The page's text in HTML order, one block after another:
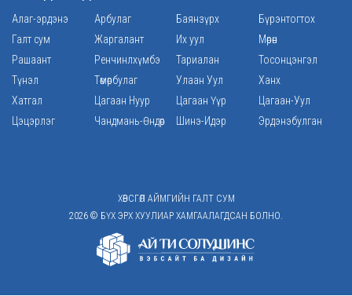
Алаг-эрдэнэ Арбулаг Баянзүрх
Бүрэнтогтох
Галт сум
Жаргалант Их уул
Мөрөн
Рашаант
Ренчинлхүмбэ Тариалан
Тосонцэнгэл
Түнэл
Төмөрбулаг Улаан Уул
Ханх
Хатгал
Цагаан Нуур Цагаан Үүр
Цагаан-Уул
Цэцэрлэг
Чандмань-Өндөр Шинэ-Идэр Эрдэнэбулган
ХӨВСГӨЛ АЙМГИЙН ГАЛТ СУМ
2026 © БҮХ ЭРХ ХУУЛИАР ХАМГААЛАГДСАН БОЛНО.